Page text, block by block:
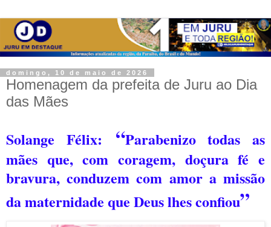
domingo, 10 de maio de 2026
Homenagem da prefeita de Juru ao Dia
das Mães
Solange Félix: “Parabenizo todas as
mães que, com coragem, doçura fé e
bravura, conduzem com amor a missão
da maternidade que Deus lhes confiou”